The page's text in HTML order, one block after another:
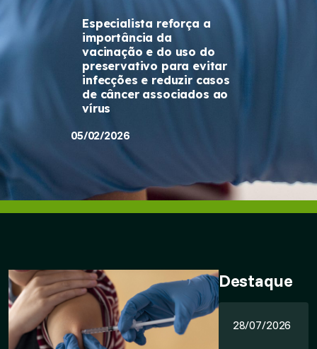
Especialista reforça a
importância da
vacinação e do uso do
preservativo para evitar
infecções e reduzir casos
de câncer associados ao
vírus
05/02/2026
Destaque
28/07/2026